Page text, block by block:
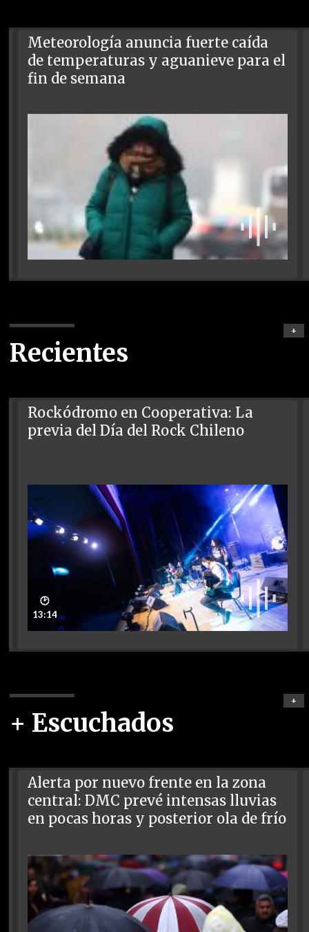
Meteorología anuncia fuerte caída
de temperaturas y aguanieve para el
fin de semana
Recientes
+
Rockódromo en Cooperativa: La
previa del Día del Rock Chileno
🕑
13:14
+ Escuchados
+
Alerta por nuevo frente en la zona
central: DMC prevé intensas lluvias
en pocas horas y posterior ola de frío